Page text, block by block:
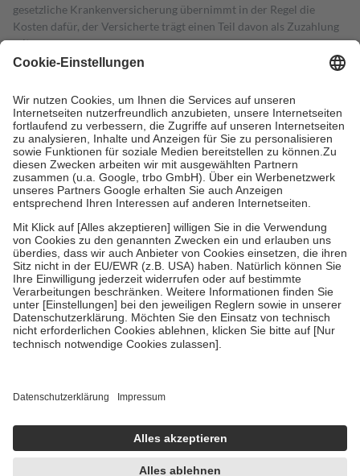
gesetzliche Krankenversicherung übernimmt in der Regel die
Kosten dafür, der Versicherte trägt einen Teil davon als Zuzahlung
mit.
Grundsätzlich leisten Mitglieder Zuzahlungen in Höhe von zehn
höchstens zehn Euro.
Es sind jedoch nie mehr als die tatsächlichen
Kosten der Leistung zu entrichten.
Diese Regeln gelten grundsätzlich auch für Online-Apotheken.
Bei Heilmitteln und häuslicher Krankenpflege beträgt die
Zuzahlung zehn Prozent der Kosten sowie zehn Euro je
Verordnung.
Um das Engagement der Versicherten für ihre eigene Gesundheit zu
stärken und die besondere Stellung der Familie zu unterstützen,
fallenkeine Zuzahlungenan bei:
• Kindern und Jugendlichen bis zum vollendeten 18. Lebensjahr
mit Ausnahme der Fahrkosten
• Untersuchungen zur Vorsorge und Früherkennung, die von der
GKV getragen werden
• empfohlenen Schutzimpfungen
• Harn- und Blutteststreifen
getroffen, um sicherzustellen, dass es sich um echte Bewertungen
https://help.etrusted.com/hc/de/articles/4419944605341
Einige Bilder und Inhalte wurden unter Zuhilfenahme künstlicher